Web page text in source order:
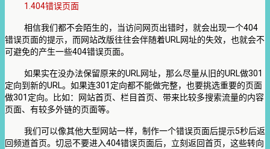
1.404错误页面
相信我们都不会陌生的，当访问网页出错时，就会出现一个404
错误页面的提示，而网站改版往往会伴随着URL 网址的失效，也就会不
可避免的产生一些404错误页面。
如果实在没办法保留原来的URL 网址，那么尽量从旧的URL做301
定向到新的URL。如果连301 定向都不能做完整，也要挑选重要的页面
做301 定向。比如：网站首页、栏目首页、带来比较多搜索流量的内容
页面、有较多外链的页面等。
我们可以像其他大型网站一样，制作一个错误页面后提示5秒后返
回频道首页。切忌不要进入404错误页面后，立刻返回首页，这些转向